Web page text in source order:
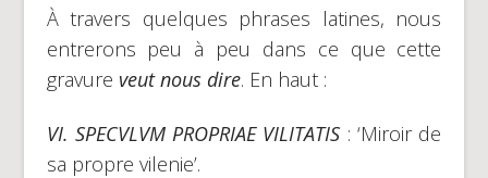
À travers quelques phrases latines, nous
entrerons peu à peu dans ce que cette
gravure veut nous dire. En haut :
VI. SPECVLVM PROPRIAE VILITATIS : ‘Miroir de
sa propre vilenie’.